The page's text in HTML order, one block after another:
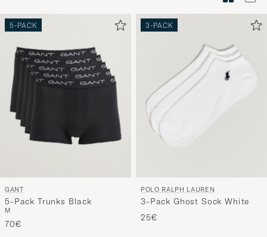
Funktion
"Mein
Stil"
eine
Auswahl,
5-PACK
GANT
5-Pack Trunks Black
M
70€
3-PACK
POLO RALPH LAUREN
3-Pack Ghost Sock White
25€